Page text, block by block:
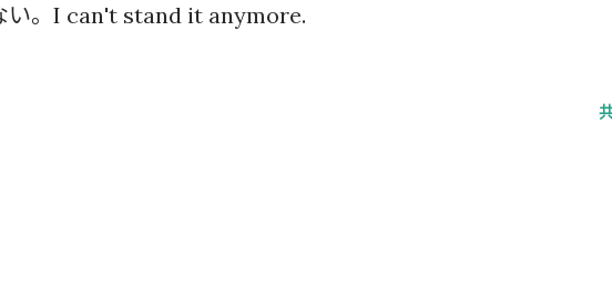
い。I can't stand it anymore.